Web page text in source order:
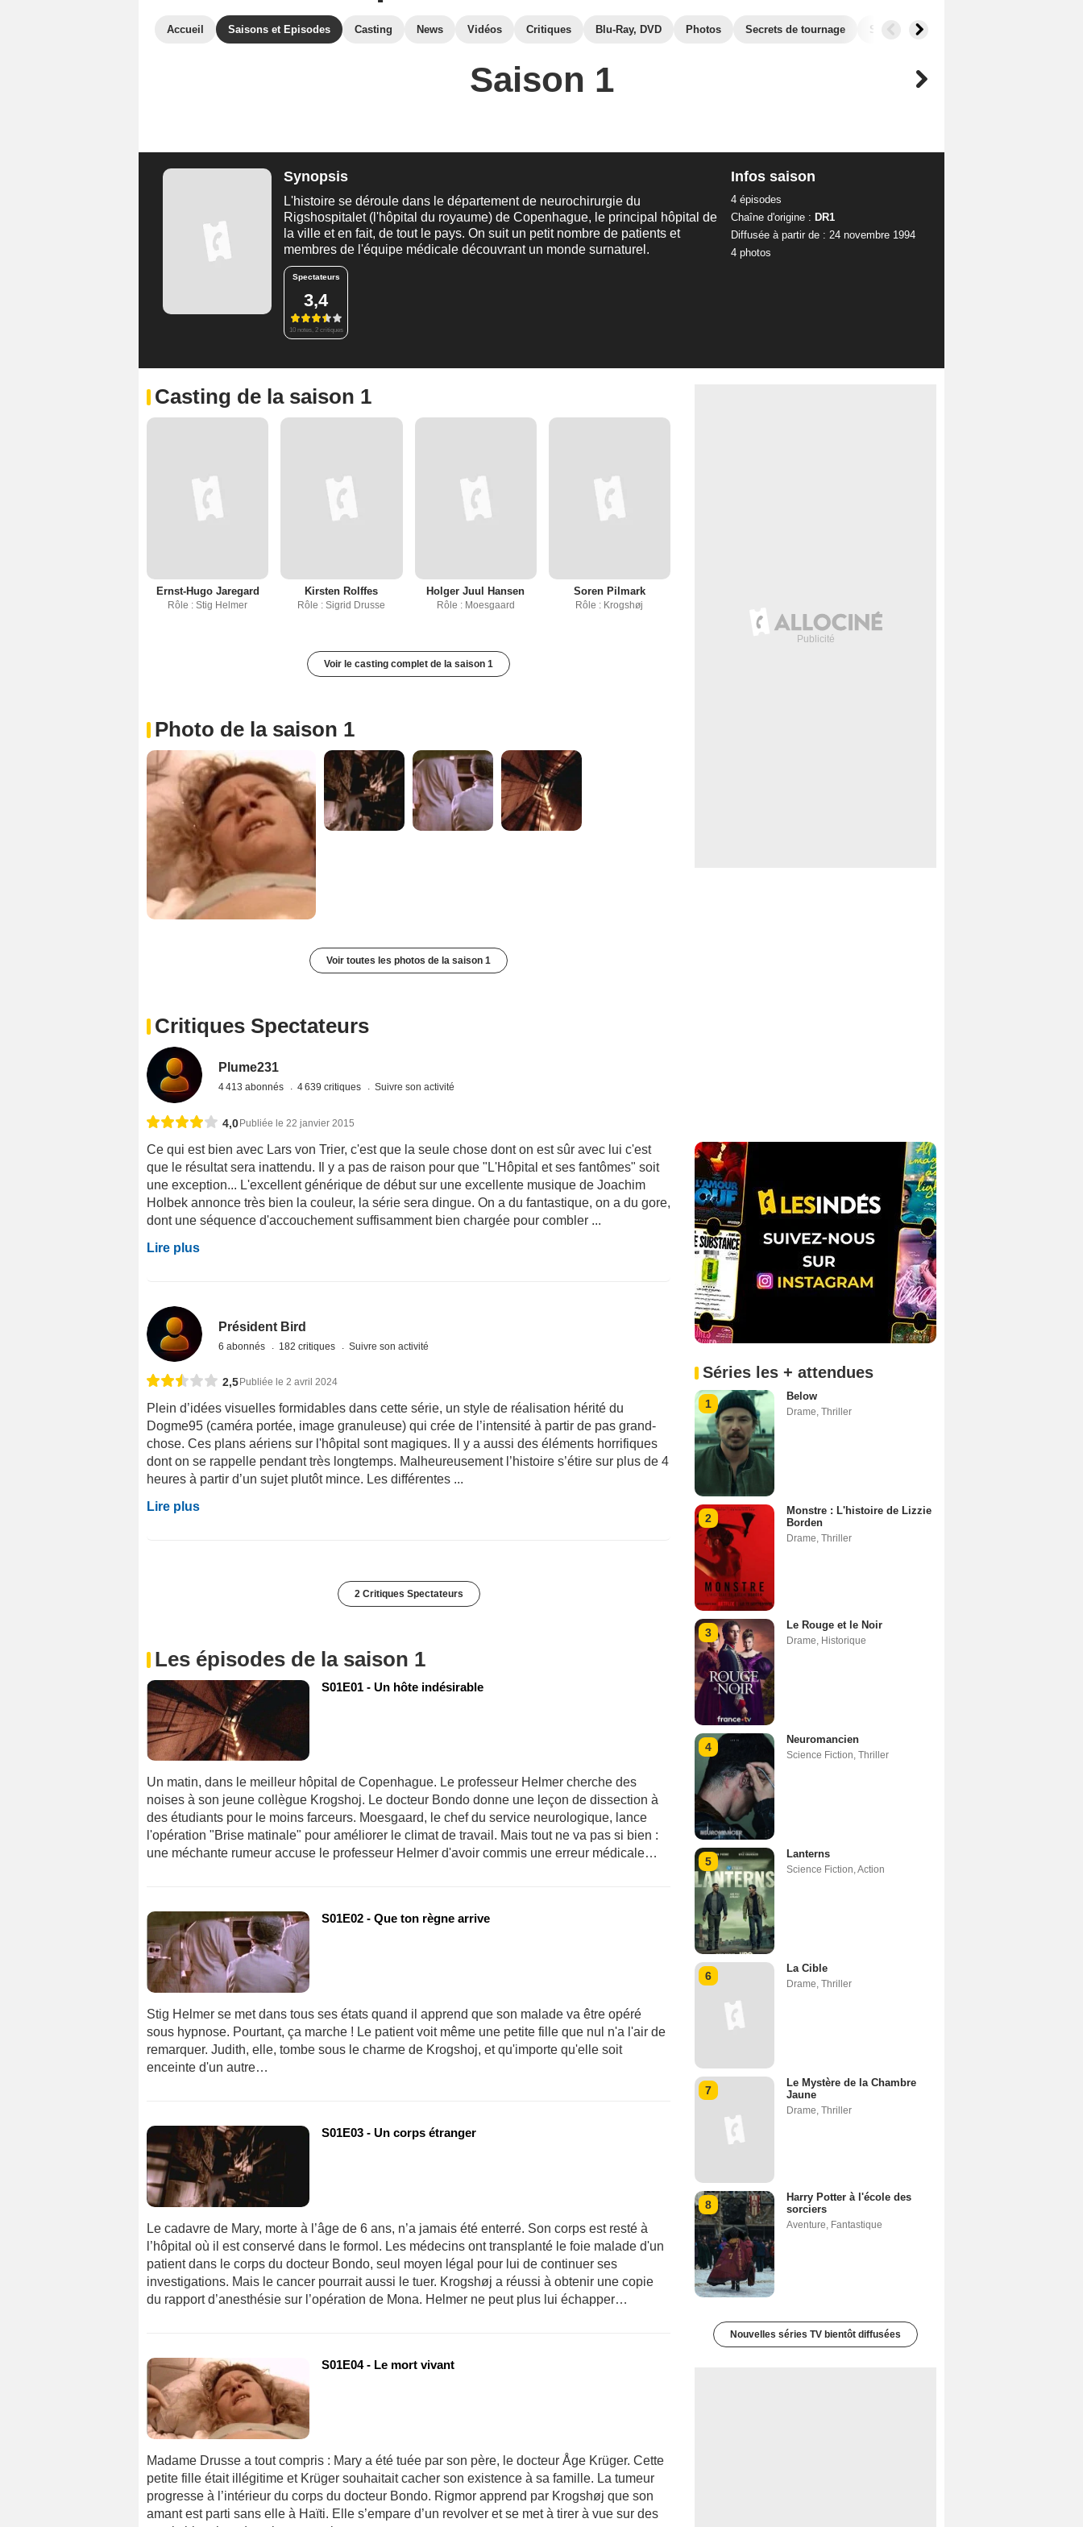
Accueil Saisons et Episodes Casting News Vidéos Critiques Blu-Ray, DVD Photos Secrets de tournage Séries similaires
Saison 1
Synopsis
L'histoire se déroule dans le département de neurochirurgie du
Rigshospitalet (l'hôpital du royaume) de Copenhague, le principal hôpital de
la ville et en fait, de tout le pays. On suit un petit nombre de patients et
membres de l'équipe médicale découvrant un monde surnaturel.
Spectateurs
3,4
10 notes, 2 critiques
Infos saison
4 épisodes
Chaîne d'origine : DR1
Diffusée à partir de : 24 novembre 1994
4 photos
Casting de la saison 1
Ernst-Hugo Jaregard
Rôle : Stig Helmer
Kirsten Rolffes
Rôle : Sigrid Drusse
Holger Juul Hansen
Rôle : Moesgaard
Soren Pilmark
Rôle : Krogshøj
Voir le casting complet de la saison 1
Photo de la saison 1
Voir toutes les photos de la saison 1
Critiques Spectateurs
Plume231
4 413 abonnés 4 639 critiques Suivre son activité
4,0Publiée le 22 janvier 2015
Ce qui est bien avec Lars von Trier, c'est que la seule chose dont on est sûr avec lui c'est
que le résultat sera inattendu. Il y a pas de raison pour que "L'Hôpital et ses fantômes" soit
une exception... L'excellent générique de début sur une excellente musique de Joachim
Holbek annonce très bien la couleur, la série sera dingue. On a du fantastique, on a du gore,
dont une séquence d'accouchement suffisamment bien chargée pour combler ...
Lire plus
Président Bird
6 abonnés 182 critiques Suivre son activité
2,5Publiée le 2 avril 2024
Plein d’idées visuelles formidables dans cette série, un style de réalisation hérité du
Dogme95 (caméra portée, image granuleuse) qui crée de l’intensité à partir de pas grand-
chose. Ces plans aériens sur l'hôpital sont magiques. Il y a aussi des éléments horrifiques
dont on se rappelle pendant très longtemps. Malheureusement l’histoire s’étire sur plus de 4
heures à partir d’un sujet plutôt mince. Les différentes ...
Lire plus
2 Critiques Spectateurs
Les épisodes de la saison 1
S01E01 - Un hôte indésirable
Un matin, dans le meilleur hôpital de Copenhague. Le professeur Helmer cherche des
noises à son jeune collègue Krogshoj. Le docteur Bondo donne une leçon de dissection à
des étudiants pour le moins farceurs. Moesgaard, le chef du service neurologique, lance
l'opération "Brise matinale" pour améliorer le climat de travail. Mais tout ne va pas si bien :
une méchante rumeur accuse le professeur Helmer d'avoir commis une erreur médicale…
S01E02 - Que ton règne arrive
Stig Helmer se met dans tous ses états quand il apprend que son malade va être opéré
sous hypnose. Pourtant, ça marche ! Le patient voit même une petite fille que nul n'a l'air de
remarquer. Judith, elle, tombe sous le charme de Krogshoj, et qu'importe qu'elle soit
enceinte d'un autre…
S01E03 - Un corps étranger
Le cadavre de Mary, morte à l’âge de 6 ans, n’a jamais été enterré. Son corps est resté à
l’hôpital où il est conservé dans le formol. Les médecins ont transplanté le foie malade d'un
patient dans le corps du docteur Bondo, seul moyen légal pour lui de continuer ses
investigations. Mais le cancer pourrait aussi le tuer. Krogshøj a réussi à obtenir une copie
du rapport d’anesthésie sur l’opération de Mona. Helmer ne peut plus lui échapper…
S01E04 - Le mort vivant
Madame Drusse a tout compris : Mary a été tuée par son père, le docteur Åge Krüger. Cette
petite fille était illégitime et Krüger souhaitait cacher son existence à sa famille. La tumeur
progresse à l’intérieur du corps du docteur Bondo. Rigmor apprend par Krogshøj que son
amant est parti sans elle à Haïti. Elle s’empare d’un revolver et se met à tirer à vue sur des
Séries les + attendues
1
Below
Drame Thriller
2
Monstre : L'histoire de Lizzie
Borden
Drame Thriller
3
Le Rouge et le Noir
Drame Historique
4
Neuromancien
Science Fiction Thriller
5
Lanterns
Science Fiction Action
6
La Cible
Drame Thriller
7
Le Mystère de la Chambre
Jaune
Drame Thriller
8
Harry Potter à l'école des
sorciers
Aventure Fantastique
Nouvelles séries TV bientôt diffusées